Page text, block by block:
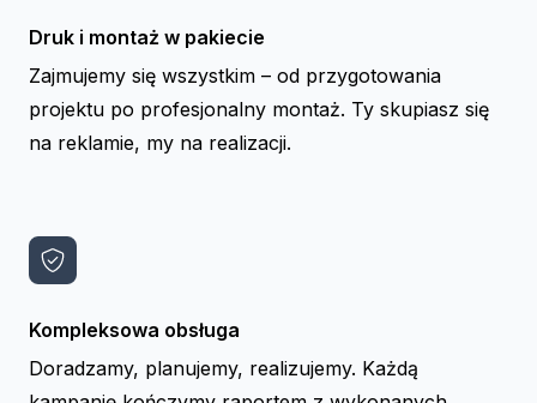
Druk i montaż w pakiecie
Zajmujemy się wszystkim – od przygotowania
projektu po profesjonalny montaż. Ty skupiasz się
na reklamie, my na realizacji.
Kompleksowa obsługa
Doradzamy, planujemy, realizujemy. Każdą